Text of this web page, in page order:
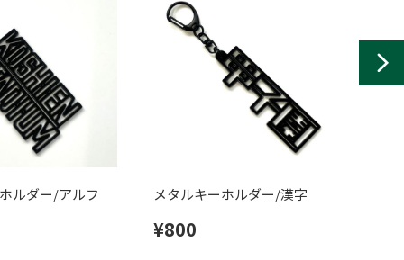
ルダー/アルフ
メタルキーホルダー/漢字
¥800